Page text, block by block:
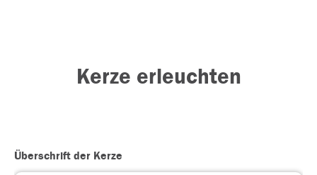
Kerze erleuchten
Überschrift der Kerze